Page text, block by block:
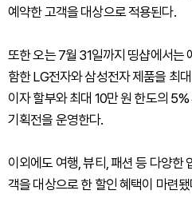
예약한 고객을 대상으로 적용된다.
또한 오는 7월 31일까지 띵샵에서는
함한 LG전자와 삼성전자 제품을 최
이자 할부와 최대 10만 원 한도의
기획전을 운영한다.
이외에도 여행, 뷰티, 패션 등 다양한
객을 대상으로 한 할인 혜택이 마련됐